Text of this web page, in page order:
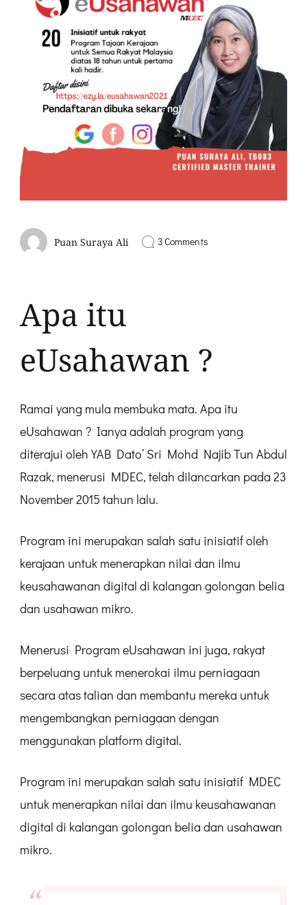
Puan Suraya Ali 3 Commentson
Online
Marketing
Apa itu
eUsahawan ?
Ramai yang mula membuka mata. Apa itu
eUsahawan ? Ianya adalah program yang
diterajui oleh YAB Dato’ Sri Mohd Najib Tun Abdul
Razak, menerusi MDEC, telah dilancarkan pada 23
November 2015 tahun lalu.
Program ini merupakan salah satu inisiatif oleh
kerajaan untuk menerapkan nilai dan ilmu
keusahawanan digital di kalangan golongan belia
dan usahawan mikro.
Menerusi Program eUsahawan ini juga, rakyat
berpeluang untuk menerokai ilmu perniagaan
secara atas talian dan membantu mereka untuk
mengembangkan perniagaan dengan
menggunakan platform digital.
Program ini merupakan salah satu inisiatif MDEC
untuk menerapkan nilai dan ilmu keusahawanan
digital di kalangan golongan belia dan usahawan
mikro.